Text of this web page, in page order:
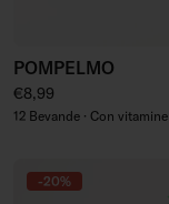
POMPELMO
Prezzo regolare
€8,99
12 Bevande · Con vitamine
-20%